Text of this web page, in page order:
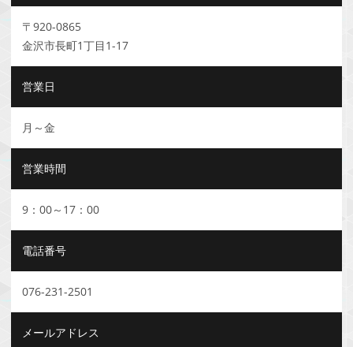
〒920-0865
金沢市長町1丁目1-17
営業日
月～金
営業時間
9：00～17：00
電話番号
076-231-2501
メールアドレス